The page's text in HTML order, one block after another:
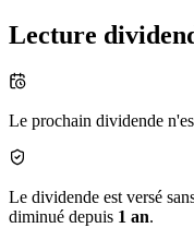
Lecture
Le prochain dividende
Le dividende est versé
diminué depuis 1 an.